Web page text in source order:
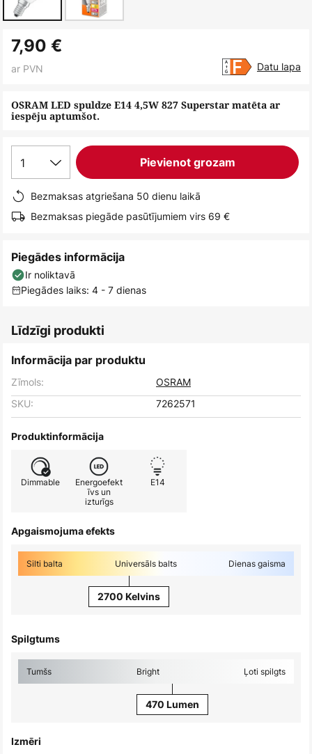
uz
galerijas
OSRAM LED spuldze E14 4,5W 827 Superstar matēta ar
iespēju aptumšot.
7,90 €
ar PVN Datu lapa
1 Pievienot grozam
Bezmaksas atgriešana 50 dienu laikā
Bezmaksas piegāde pasūtījumiem virs 69 €
Piegādes informācija
Ir noliktavā
Piegādes laiks: 4 - 7 dienas
Līdzīgi produkti
Informācija par produktu
Zīmols:
OSRAM
SKU:
7262571
Produktinformācija
Dimmable
Energoefekt
īvs un
izturīgs
E14
Apgaismojuma efekts
Silti balta Universāls balts Dienas gaisma
2700 Kelvins
Spilgtums
Tumšs Bright Ļoti spilgts
470 Lumen
Izmēri